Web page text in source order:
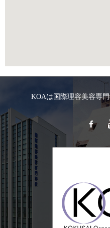
KOAは国際理容美容専